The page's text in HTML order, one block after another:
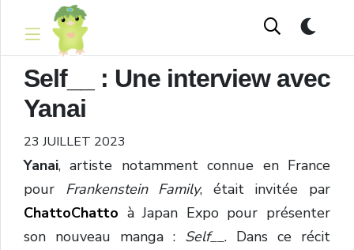
Self__ : Une interview avec
Yanai
23 JUILLET 2023
Yanai, artiste notamment connue en France
pour Frankenstein Family, était invitée par
ChattoChatto à Japan Expo pour présenter
son nouveau manga : Self__. Dans ce récit